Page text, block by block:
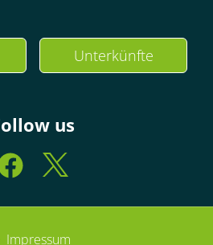
Unterkünfte
us
Impressum